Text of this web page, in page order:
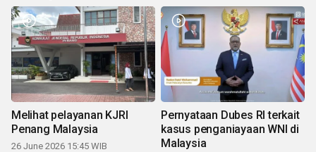
Melihat pelayanan KJRI
Penang Malaysia
26 June 2026 15:45 WIB
Pernyataan Dubes RI terkait
kasus penganiayaan WNI di
Malaysia